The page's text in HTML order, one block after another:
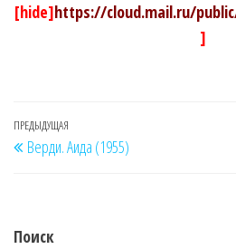
[hide]https://cloud.mail.ru/
]
Навигация
по
Предыдущая
запись
ПРЕДЫДУЩАЯ
Верди. Аида (1955)
Поиск